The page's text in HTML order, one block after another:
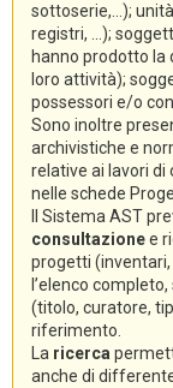
sottoserie,...);
registri, ...);
hanno prodotto la
loro attività);
possessori e/o
Sono inoltre
archivistiche e
relative ai lavori
nelle schede
Il Sistema AST
consultazionee
progetti
l’elenco
(titolo, curatore,
riferimento.
La ricerca
anche di